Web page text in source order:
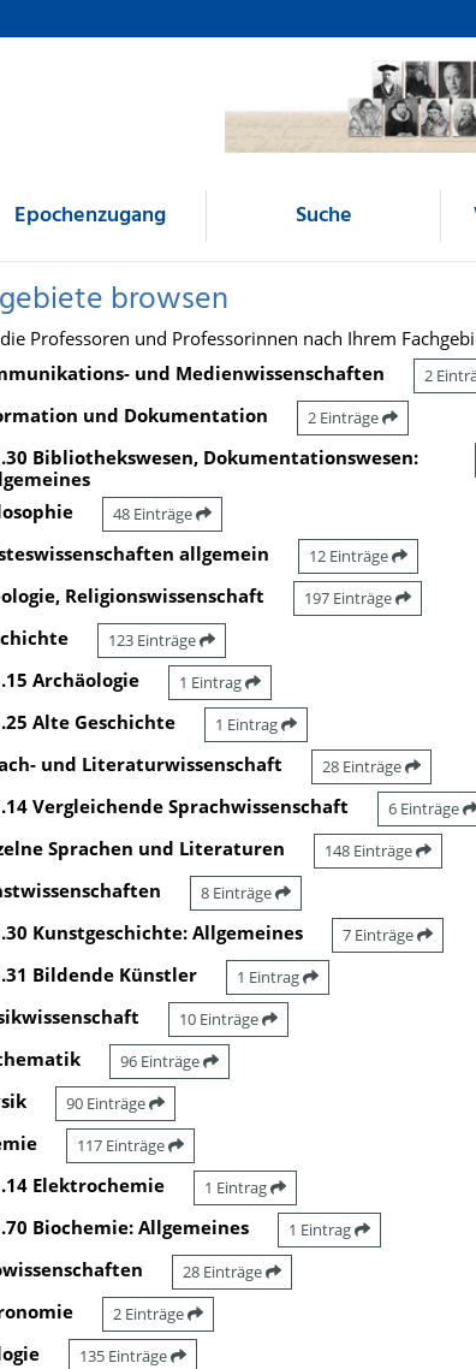
Epochenzugang Suche
browsen
Professoren und Professorinnen nach Ihrem
und Medienwissenschaften
2
und Dokumentation 2 Einträge
Bibliothekswesen, Dokumentationswesen:
48 Einträge
allgemein 12 Einträge
Religionswissenschaft 197 Einträge
123 Einträge
Archäologie 1 Eintrag
Alte Geschichte 1 Eintrag
und Literaturwissenschaft 28 Einträge
Vergleichende Sprachwissenschaft 6 Einträge
Sprachen und Literaturen 148 Einträge
8 Einträge
Kunstgeschichte: Allgemeines 7 Einträge
Bildende Künstler 1 Eintrag
10 Einträge
96 Einträge
90 Einträge
117 Einträge
Elektrochemie 1 Eintrag
Biochemie: Allgemeines 1 Eintrag
28 Einträge
2 Einträge
135 Einträge